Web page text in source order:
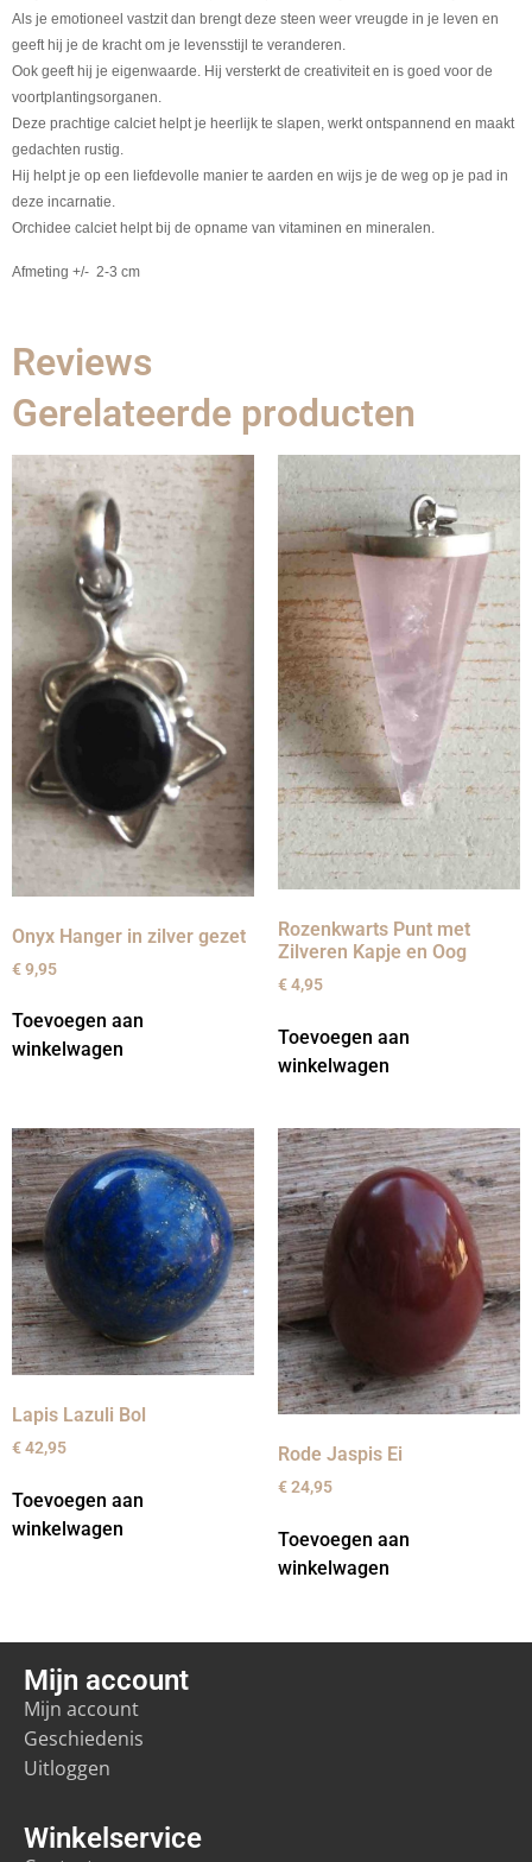
Als je emotioneel vastzit dan brengt deze steen weer vreugde in je leven en
geeft hij je de kracht om je levensstijl te veranderen.
Ook geeft hij je eigenwaarde. Hij versterkt de creativiteit en is goed voor de
voortplantingsorganen.
Deze prachtige calciet helpt je heerlijk te slapen, werkt ontspannend en maakt
gedachten rustig.
Hij helpt je op een liefdevolle manier te aarden en wijs je de weg op je pad in
deze incarnatie.
Orchidee calciet helpt bij de opname van vitaminen en mineralen.
Afmeting +/- 2-3 cm
Reviews
Gerelateerde producten
Onyx Hanger in zilver gezet
€9,95
Toevoegen aan
winkelwagen
Rozenkwarts Punt met
Zilveren Kapje en Oog
€4,95
Toevoegen aan
winkelwagen
Lapis Lazuli Bol
€42,95
Toevoegen aan
winkelwagen
Rode Jaspis Ei
€24,95
Toevoegen aan
winkelwagen
Winkelservice
Mijn account
Mijn account
Geschiedenis
Uitloggen